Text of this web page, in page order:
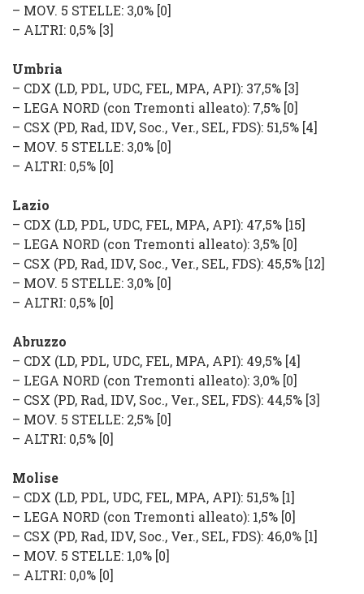
– MOV. 5 STELLE: 3,0% [0]
– ALTRI: 0,5% [3]
Umbria
– CDX (LD, PDL, UDC, FEL, MPA, API): 37,5% [3]
– LEGA NORD (con Tremonti alleato): 7,5% [0]
– CSX (PD, Rad, IDV, Soc., Ver., SEL, FDS): 51,5% [4]
– MOV. 5 STELLE: 3,0% [0]
– ALTRI: 0,5% [0]
Lazio
– CDX (LD, PDL, UDC, FEL, MPA, API): 47,5% [15]
– LEGA NORD (con Tremonti alleato): 3,5% [0]
– CSX (PD, Rad, IDV, Soc., Ver., SEL, FDS): 45,5% [12]
– MOV. 5 STELLE: 3,0% [0]
– ALTRI: 0,5% [0]
Abruzzo
– CDX (LD, PDL, UDC, FEL, MPA, API): 49,5% [4]
– LEGA NORD (con Tremonti alleato): 3,0% [0]
– CSX (PD, Rad, IDV, Soc., Ver., SEL, FDS): 44,5% [3]
– MOV. 5 STELLE: 2,5% [0]
– ALTRI: 0,5% [0]
Molise
– CDX (LD, PDL, UDC, FEL, MPA, API): 51,5% [1]
– LEGA NORD (con Tremonti alleato): 1,5% [0]
– CSX (PD, Rad, IDV, Soc., Ver., SEL, FDS): 46,0% [1]
– MOV. 5 STELLE: 1,0% [0]
– ALTRI: 0,0% [0]